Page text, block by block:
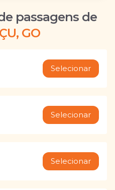
passagens de
GO
Selecionar
Selecionar
Selecionar